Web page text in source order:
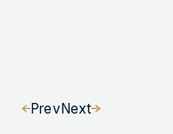
PrevNext